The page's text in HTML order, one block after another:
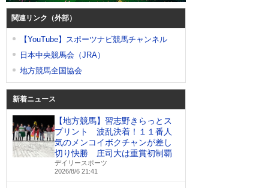
関連リンク（外部）
【YouTube】スポーツナビ競馬チャンネル
日本中央競馬会（JRA）
地方競馬全国協会
新着ニュース
【地方競馬】習志野きらっとス
プリント 波乱決着！１１番人
気のメンコイボクチャンが差し
切り快勝 庄司大は重賞初制覇
デイリースポーツ
2026/8/6 21:41